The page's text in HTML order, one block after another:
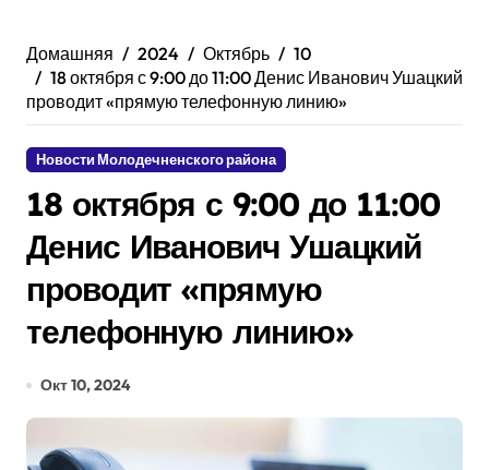
Домашняя 2024 Октябрь
10
18 октября с 9:00 до 11:00 Денис Иванович Ушацкий
проводит «прямую телефонную линию»
Новости Молодечненского района
18 октября с 9:00 до 11:00
Денис Иванович Ушацкий
проводит «прямую
телефонную линию»
Окт 10, 2024